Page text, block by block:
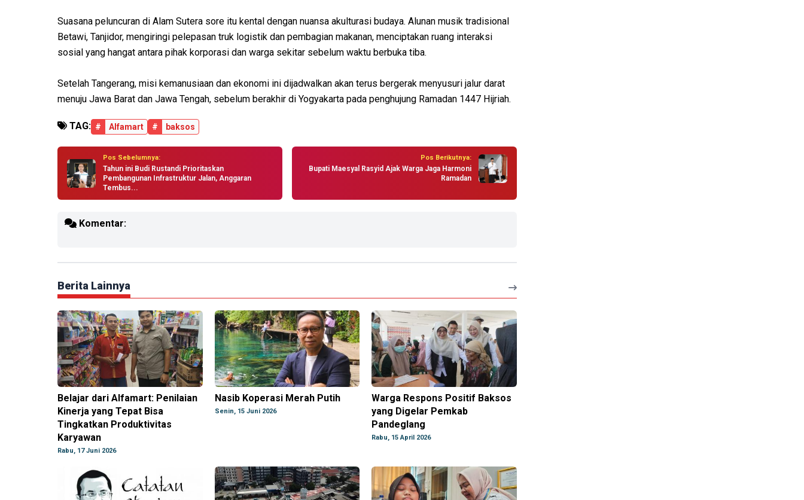
Suasana peluncuran di Alam Sutera sore itu kental dengan nuansa akulturasi budaya. Alunan musik tradisional
Betawi, Tanjidor, mengiringi pelepasan truk logistik dan pembagian makanan, menciptakan ruang interaksi
sosial yang hangat antara pihak korporasi dan warga sekitar sebelum waktu berbuka tiba.
Setelah Tangerang, misi kemanusiaan dan ekonomi ini dijadwalkan akan terus bergerak menyusuri jalur darat
menuju Jawa Barat dan Jawa Tengah, sebelum berakhir di Yogyakarta pada penghujung Ramadan 1447 Hijriah.
TAG: # Alfamart # baksos
Pos Sebelumnya:
Tahun ini Budi Rustandi Prioritaskan
Pembangunan Infrastruktur Jalan, Anggaran
Tembus...
Pos Berikutnya:
Bupati Maesyal Rasyid Ajak Warga Jaga Harmoni
Ramadan
Komentar:
Berita Lainnya
Belajar dari Alfamart: Penilaian
Kinerja yang Tepat Bisa
Tingkatkan Produktivitas
Karyawan
Rabu, 17 Juni 2026
Nasib Koperasi Merah Putih
Senin, 15 Juni 2026
Warga Respons Positif Baksos
yang Digelar Pemkab
Pandeglang
Rabu, 15 April 2026